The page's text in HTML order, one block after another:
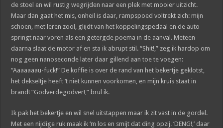
de stoel en wil rustig wegrijden naar een plek met mooier uitzicht.
Maar dan gaat het mis, onheil is daar, rampspoed voltrekt zich: mijn
schoen, met leren zool, glijdt van het koppelingspedaal en de auto
springt naar voren als een getergde poema in de aanval. Meteen
daarna slaat de motor af en sta ik abrupt stil. “Shit!,” zeg ik hardop om
nog geen nanoseconde later daar gillend aan toe te voegen:
“Aaaaaaau-fuck!” De koffie is over de rand van het bekertje geklotst,
het dekseltje heeft ‘t niet kunnen voorkomen, en mijn kruis staat in
brand! “Godverdegodver!,” brul ik.
Ik pak het bekertje en wil snel uitstappen maar ik zit vast in de gordel.
Met een nijdige ruk maak ik ‘m los en smijt dat ding opzij. ‘DENG!,’ daar